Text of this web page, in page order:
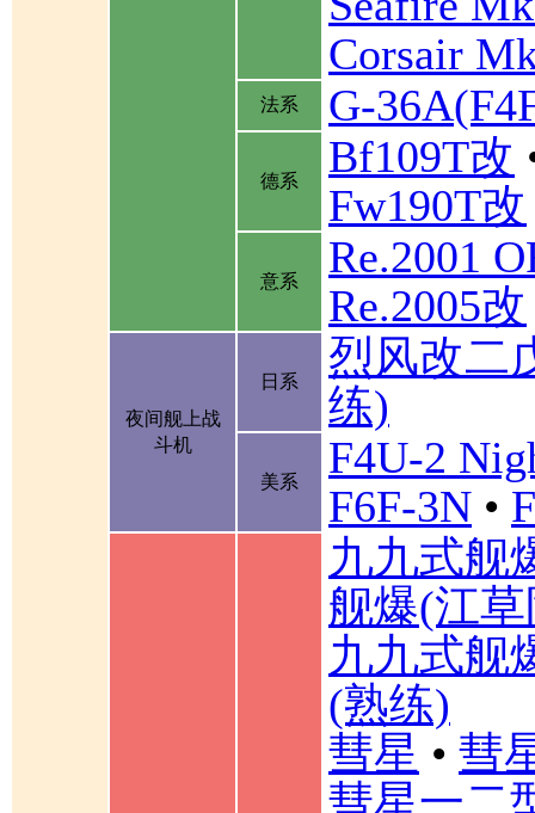
Corsair
法系 G-
德系 Bf109T改
Fw190T改
意系
Re.2001
Re.2005改
夜间舰上战
斗机
日系
烈风改二
练)
美系
F4U-2
F6F-3N •
九九式舰
舰爆(江
九九式舰
(熟练)
彗星 • 彗
彗星一二